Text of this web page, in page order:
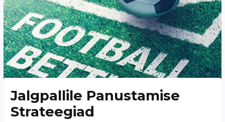
Jalgpallile Panustamise
Strateegiad